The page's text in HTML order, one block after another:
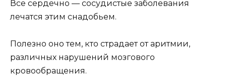
Все сердечно — сосудистые заболевания
лечатся этим снадобьем.
Полезно оно тем, кто страдает от аритмии,
различных нарушений мозгового
кровообращения.